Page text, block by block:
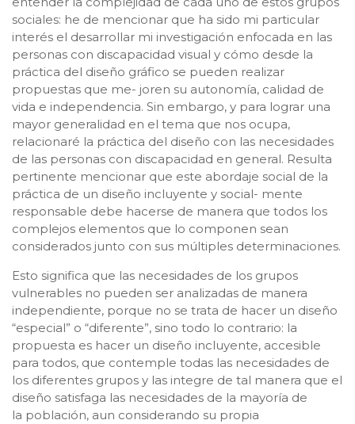
sociales: he de mencionar que ha sido mi particular
interés el desarrollar mi investigación enfocada en las
personas con discapacidad visual y cómo desde la
práctica del diseño gráfico se pueden realizar
propuestas que me- joren su autonomía, calidad de
vida e independencia. Sin embargo, y para lograr una
mayor generalidad en el tema que nos ocupa,
relacionaré la práctica del diseño con las necesidades
de las personas con discapacidad en general. Resulta
pertinente mencionar que este abordaje social de la
práctica de un diseño incluyente y social- mente
responsable debe hacerse de manera que todos los
complejos elementos que lo componen sean
considerados junto con sus múltiples determinaciones.
Esto significa que las necesidades de los grupos
vulnerables no pueden ser analizadas de manera
independiente, porque no se trata de hacer un diseño
“especial” o “diferente”, sino todo lo contrario: la
propuesta es hacer un diseño incluyente, accesible
para todos, que contemple todas las necesidades de
los diferentes grupos y las integre de tal manera que el
diseño satisfaga las necesidades de la mayoría de
la población, aun considerando su propia